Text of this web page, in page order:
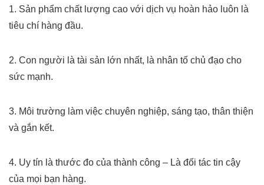
1. Sản phẩm chất lượng cao với dịch vụ hoàn hảo luôn là
tiêu chí hàng đầu.
2. Con người là tài sản lớn nhất, là nhân tố chủ đạo cho
sức mạnh.
3. Môi trường làm việc chuyên nghiệp, sáng tạo, thân thiện
và gắn kết.
4. Uy tín là thước đo của thành công – Là đối tác tin cậy
của mọi bạn hàng.